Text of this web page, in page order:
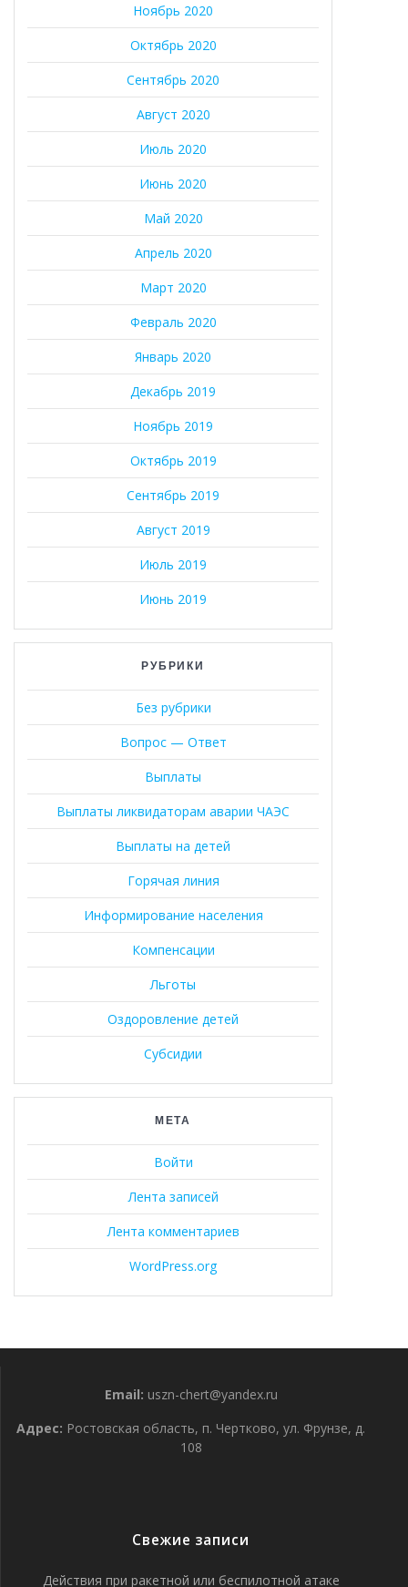
Ноябрь 2020
Октябрь 2020
Сентябрь 2020
Август 2020
Июль 2020
Июнь 2020
Май 2020
Апрель 2020
Март 2020
Февраль 2020
Январь 2020
Декабрь 2019
Ноябрь 2019
Октябрь 2019
Сентябрь 2019
Август 2019
Июль 2019
Июнь 2019
РУБРИКИ
Без рубрики
Вопрос — Ответ
Выплаты
Выплаты ликвидаторам аварии ЧАЭС
Выплаты на детей
Горячая линия
Информирование населения
Компенсации
Льготы
Оздоровление детей
Субсидии
МЕТА
Войти
Лента записей
Лента комментариев
WordPress.org
Email: uszn-chert@yandex.ru
Адрес: Ростовская область, п. Чертково, ул. Фрунзе, д.
108
Свежие записи
Действия при ракетной или беспилотной атаке